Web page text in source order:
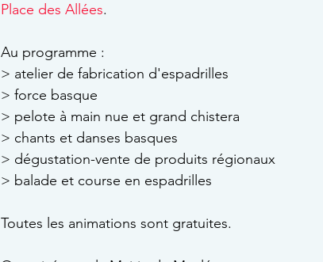
Place des Allées.
Au programme :
> atelier de fabrication d'espadrilles
> force basque
> pelote à main nue et grand chistera
> chants et danses basques
> dégustation-vente de produits régionaux
> balade et course en espadrilles
Toutes les animations sont gratuites.